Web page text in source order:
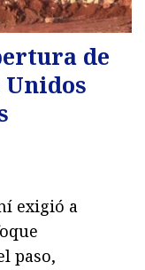
de
Unidos
exigió a
paso,